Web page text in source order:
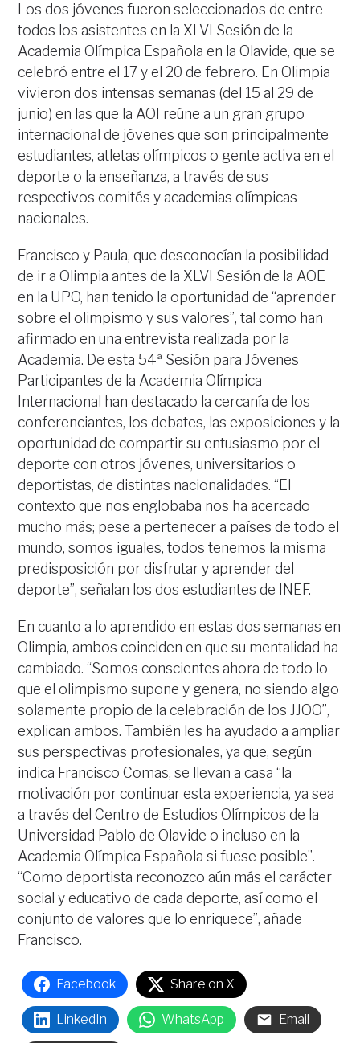
Los dos jóvenes fueron seleccionados de entre
todos los asistentes en la XLVI Sesión de la
Academia Olímpica Española en la Olavide, que se
celebró entre el 17 y el 20 de febrero. En Olimpia
vivieron dos intensas semanas (del 15 al 29 de
junio) en las que la AOI reúne a un gran grupo
internacional de jóvenes que son principalmente
estudiantes, atletas olímpicos o gente activa en el
deporte o la enseñanza, a través de sus
respectivos comités y academias olímpicas
nacionales.
Francisco y Paula, que desconocían la posibilidad
de ir a Olimpia antes de la XLVI Sesión de la AOE
en la UPO, han tenido la oportunidad de “aprender
sobre el olimpismo y sus valores”, tal como han
afirmado en una entrevista realizada por la
Academia. De esta 54ª Sesión para Jóvenes
Participantes de la Academia Olímpica
Internacional han destacado la cercanía de los
conferenciantes, los debates, las exposiciones y la
oportunidad de compartir su entusiasmo por el
deporte con otros jóvenes, universitarios o
deportistas, de distintas nacionalidades. “El
contexto que nos englobaba nos ha acercado
mucho más; pese a pertenecer a países de todo el
mundo, somos iguales, todos tenemos la misma
predisposición por disfrutar y aprender del
deporte”, señalan los dos estudiantes de INEF.
En cuanto a lo aprendido en estas dos semanas en
Olimpia, ambos coinciden en que su mentalidad ha
cambiado. “Somos conscientes ahora de todo lo
que el olimpismo supone y genera, no siendo algo
solamente propio de la celebración de los JJOO”,
explican ambos. También les ha ayudado a ampliar
sus perspectivas profesionales, ya que, según
indica Francisco Comas, se llevan a casa “la
motivación por continuar esta experiencia, ya sea
a través del Centro de Estudios Olímpicos de la
Universidad Pablo de Olavide o incluso en la
Academia Olímpica Española si fuese posible”.
“Como deportista reconozco aún más el carácter
social y educativo de cada deporte, así como el
conjunto de valores que lo enriquece”, añade
Francisco.
Facebook Share on X
LinkedIn WhatsApp Email